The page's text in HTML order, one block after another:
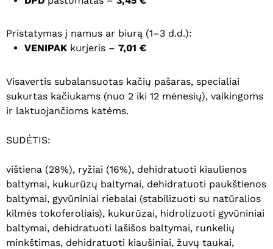
Pristatymas į namus ar biurą (1–3 d.d.):
VENIPAK kurjeris – 7,01 €
Visavertis subalansuotas kačių pašaras, specialiai
sukurtas kačiukams (nuo 2 iki 12 mėnesių), vaikingoms
ir laktuojančioms katėms.
SUDĖTIS:
vištiena (28%), ryžiai (16%), dehidratuoti kiaulienos
baltymai, kukurūzų baltymai, dehidratuoti paukštienos
baltymai, gyvūniniai riebalai (stabilizuoti su natūralios
kilmės tokoferoliais), kukurūzai, hidrolizuoti gyvūniniai
baltymai, dehidratuoti lašišos baltymai, runkelių
minkštimas, dehidratuoti kiaušiniai, žuvų taukai,